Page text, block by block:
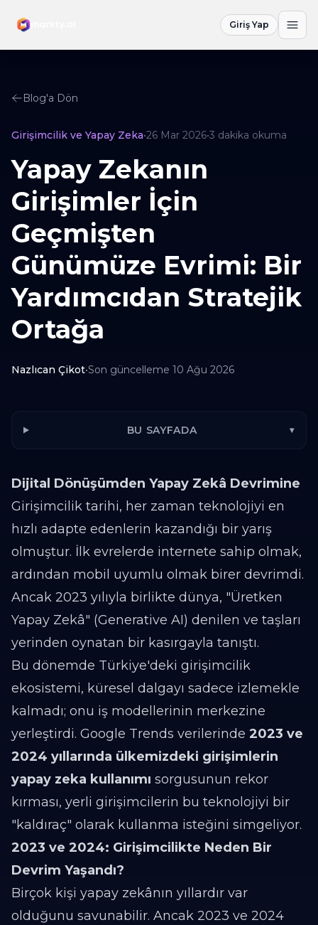
Giriş Yap
Blog'a Dön
Girişimcilik ve Yapay Zeka•26 Mar 2026•3 dakika okuma
Yapay Zekanın
Girişimler İçin
Geçmişten
Günümüze Evrimi: Bir
Yardımcıdan Stratejik
Ortağa
Nazlıcan Çikot•Son güncelleme 10 Ağu 2026
BU SAYFADA ▾
Dijital Dönüşümden Yapay Zekâ Devrimine
Girişimcilik tarihi, her zaman teknolojiyi en
hızlı adapte edenlerin kazandığı bir yarış
olmuştur. İlk evrelerde internete sahip olmak,
ardından mobil uyumlu olmak birer devrimdi.
Ancak 2023 yılıyla birlikte dünya, "Üretken
Yapay Zekâ" (Generative AI) denilen ve taşları
yerinden oynatan bir kasırgayla tanıştı.
Bu dönemde Türkiye'deki girişimcilik
ekosistemi, küresel dalgayı sadece izlemekle
kalmadı; onu iş modellerinin merkezine
yerleştirdi. Google Trends verilerinde 2023 ve
2024 yıllarında ülkemizdeki girişimlerin
yapay zeka kullanımı sorgusunun rekor
kırması, yerli girişimcilerin bu teknolojiyi bir
"kaldıraç" olarak kullanma isteğini simgeliyor.
2023 ve 2024: Girişimcilikte Neden Bir
Devrim Yaşandı?
Birçok kişi yapay zekânın yıllardır var
olduğunu savunabilir. Ancak 2023 ve 2024